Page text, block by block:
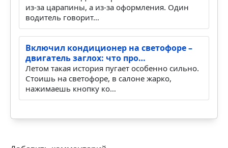
Европротокол после ДТП: когда
максимум 400, 200 или 100 тыся…
После лёгкого ДТП спор часто начинается не